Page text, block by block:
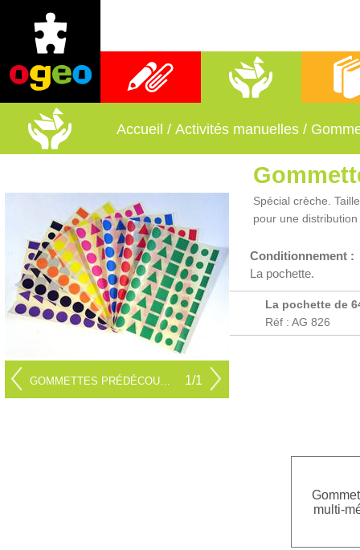
Fournitures scolaires Activités manuelles
Accueil / Activités manuelles /
GOMMETTES PRÉDÉCOUPÉES 1/1
Spécial crèche.
pour une
Conditionnement :
La pochette.
La pochette de
Réf : AG 826
multi-